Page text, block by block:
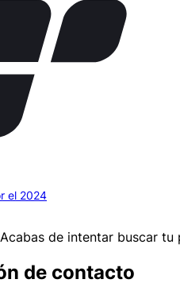
el 2024
de intentar buscar
de contacto